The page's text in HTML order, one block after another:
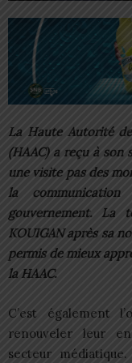
La Haute Autorité
(HAAC) a reçu à son
une visite pas des
la
gouvernement. La
KOUIGAN après sa
permis de mieux
la HAAC.
C’est également
renouveler leur
secteur